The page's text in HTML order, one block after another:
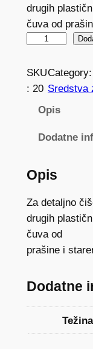
drugih
čuva od
K
P
E
J
B
L
A
7
5
SKU
: 20
Category:
Sredstva
Opis
Dodatne
Opis
Za detaljno
drugih
čuva od
prašine i
Dodatne
Težina